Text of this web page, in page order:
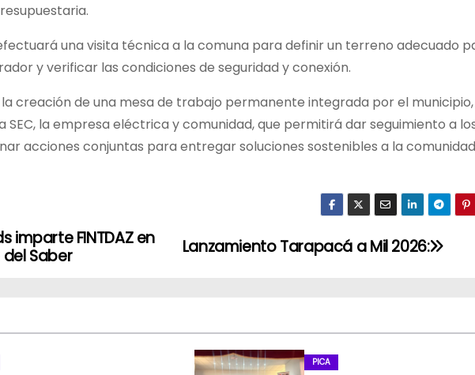
una visita técnica a la comuna para definir un terreno adecuado
y verificar las condiciones de seguridad y conexión.
creación de una mesa de trabajo permanente integrada por el
SEC, la empresa eléctrica y comunidad, que permitirá dar seguimiento a
acciones conjuntas para entregar soluciones sostenibles a la
Lanzamiento Tarapacá a Mil 2026:
imparte FINTDAZ en
Saber
PICA